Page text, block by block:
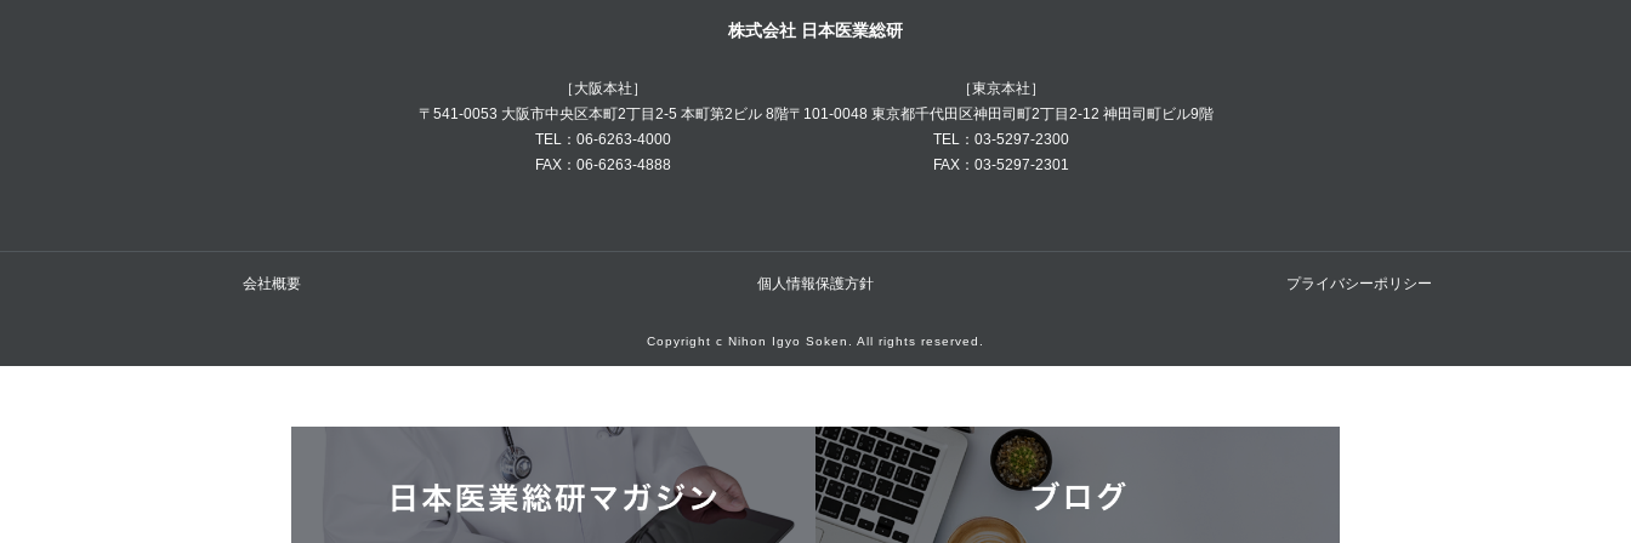
株式会社 日本医業総研
［大阪本社］
〒541-0053 大阪市中央区本町2丁目2-5 本町第2ビル 8階
TEL：06-6263-4000
FAX：06-6263-4888
［東京本社］
〒101-0048 東京都千代田区神田司町2丁目2-12 神田司町ビル9階
TEL：03-5297-2300
FAX：03-5297-2301
会社概要 個人情報保護方針 プライバシーポリシー
Copyright c Nihon Igyo Soken. All rights reserved.